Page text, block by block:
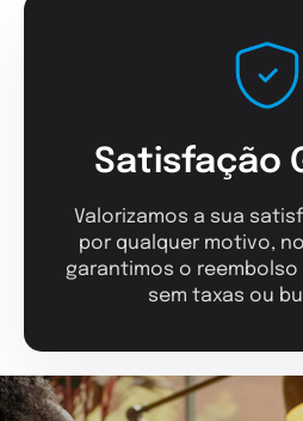
Satisfação
Valorizamos a sua
por qualquer motivo,
garantimos o
sem taxas ou